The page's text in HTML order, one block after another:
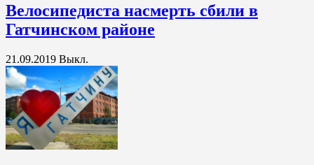
Велосипедиста насмерть сбили в
Гатчинском районе
21.09.2019 Выкл.